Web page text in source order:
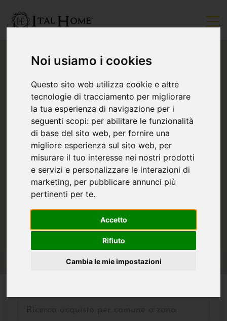
Noi usiamo i cookies
Questo sito web utilizza cookie e altre
tecnologie di tracciamento per migliorare
la tua esperienza di navigazione per i
seguenti scopi: per abilitare le funzionalità
di base del sito web, per fornire una
migliore esperienza sul sito web, per
misurare il tuo interesse nei nostri prodotti
e servizi e personalizzare le interazioni di
marketing, per pubblicare annunci più
pertinenti per te.
Accetto
Rifiuto
Cambia le mie impostazioni